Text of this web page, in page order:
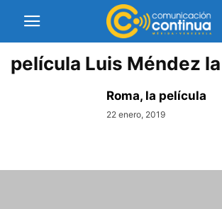
película Luis Méndez
Roma, la película
22 enero, 2019